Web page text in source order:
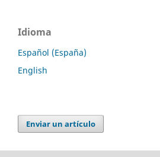
Idioma
Español (España)
English
Enviar un artículo